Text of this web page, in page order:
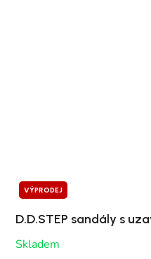
VÝPRODEJ
D.D.STEP sandály s
Skladem